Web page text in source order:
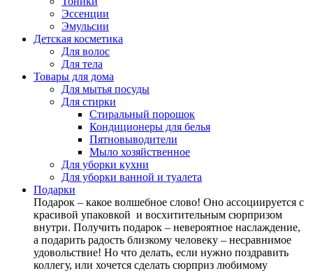
Эссенции
Эмульсии
Детская косметика
Для волос
Для тела
Товары для дома
Для мытья посуды
Для стирки
Стиральный порошок
Кондиционеры для белья
Пятновыводители
Мыло хозяйственное
Для уборки кухни
Для уборки ванной и туалета
Подарки
Подарок – какое волшебное слово! Оно ассоциируется с
красивой упаковкой и восхитительным сюрпризом
внутри. Получить подарок – невероятное наслаждение,
а подарить радость близкому человеку – несравнимое
удовольствие! Но что делать, если нужно поздравить
коллегу, или хочется сделать сюрприз любимому